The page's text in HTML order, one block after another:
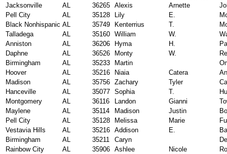
Jacksonville
AL 36265 Alexis Arnette
Pell City
AL 35128 Lily E.
Black Nonhispanic AL 35749 Kenterrius T.
Talladega
AL 35160 William W.
Anniston
AL 36206 Hyma H.
Daphne
AL 36526 Monty W.
Birmingham
AL 35233 Martin
Hoover
AL 35216 Niaia Catera
Madison
AL 35756 Zachary Tyler
Hanceville
AL 35077 Sophia T.
Montgomery
AL 36116 Landon Gianni
Maylene
AL 35114 Madison Justin
Pell City
AL 35128 Melissa Marie
Vestavia Hills
AL 35216 Addison E.
Birmingham
AL 35211 Caryn
Rainbow City
AL 35906 Ashlee Nicole